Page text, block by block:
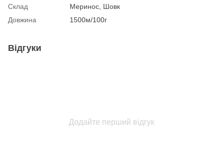
Склад
Меринос, Шовк
Довжина
1500м/100г
Відгуки
Додайте перший відгук